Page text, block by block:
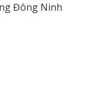
Đông Ninh